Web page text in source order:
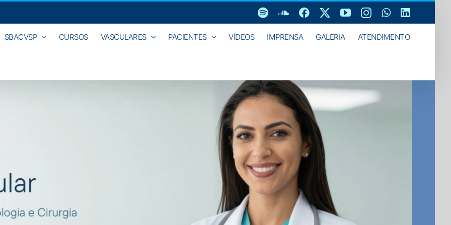
SpotifySoundCloud
FacebookYouTubeInstagramWhatsApp
LinkedIn
SBACVSP CURSOS VASCULARES PACIENTES VÍDEOS IMPRENSA GALERIA ATENDIMENTO